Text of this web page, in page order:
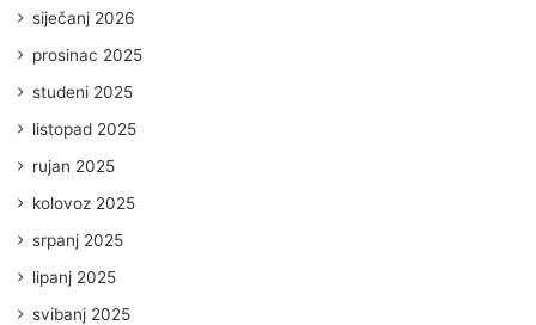
siječanj 2026
prosinac 2025
studeni 2025
listopad 2025
rujan 2025
kolovoz 2025
srpanj 2025
lipanj 2025
svibanj 2025